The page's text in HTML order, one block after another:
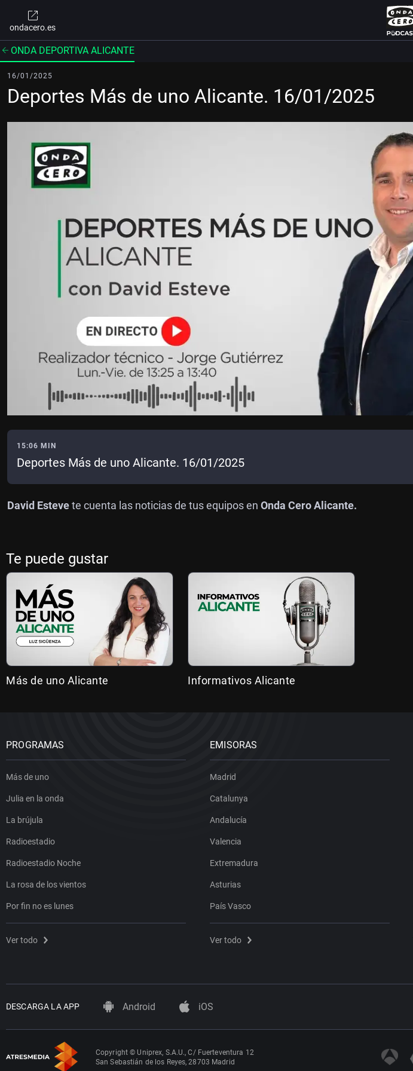
ondacero.es
ONDA DEPORTIVA ALICANTE
16/01/2025
Deportes Más de uno Alicante. 16/01/2025
15:06 MIN
Deportes Más de uno Alicante. 16/01/2025
David Estevete cuenta las noticias de tus equipos en Onda Cero Alicante.
Te puede gustar
Más de uno Alicante Informativos Alicante
PROGRAMAS
Más de uno
Julia en la onda
La brújula
Radioestadio
Radioestadio Noche
La rosa de los vientos
Por fin no es lunes
Ver todo
EMISORAS
Madrid
Catalunya
Andalucía
Valencia
Extremadura
Asturias
País Vasco
Ver todo
DESCARGA LA APP Android iOS
Copyright © Uniprex, S.A.U., C/ Fuerteventura 12
San Sebastián de los Reyes, 28703 Madrid